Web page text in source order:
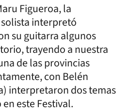
Figueroa, la
interpretó
su guitarra algunos
trayendo a nuestra
de las provincias
con Belén
interpretaron dos temas
este Festival.